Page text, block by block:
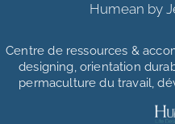
Humean by
Centre de ressources &
designing, orientation
permaculture du travail,